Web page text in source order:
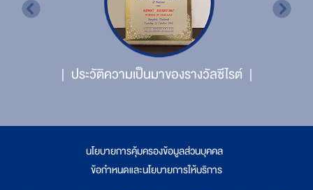
ประวัติความเป็นมาของรางวัลซีไรต์
นโยบายการคุ้มครองข้อมูลส่วนบุคคล
ข้อกำหนดและนโยบายการให้บริการ